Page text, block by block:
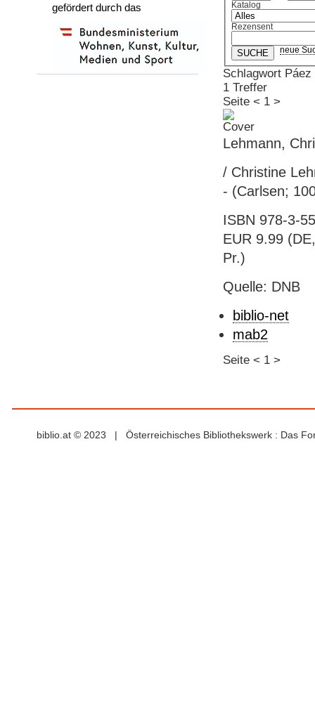
Katalog
Rezensent
neue
Schlagwort Páez
1 Treffer
Seite < 1 >
Lehmann,
/ Christine
- (Carlsen;
ISBN 978-3-
EUR 9.99
Pr.)
Quelle: DNB
biblio-net
mab2
Seite < 1 >
gefördert durch das
biblio.at © 2023 | Österreichisches Bibliothekswerk : Das